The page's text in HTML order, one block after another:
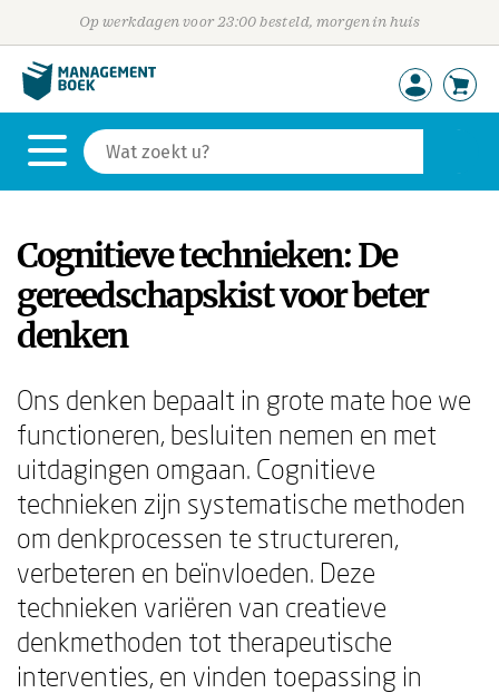
Op werkdagen voor 23:00 besteld, morgen in huis
Cognitieve technieken: De
gereedschapskist voor beter
denken
Ons denken bepaalt in grote mate hoe we
functioneren, besluiten nemen en met
uitdagingen omgaan. Cognitieve
technieken zijn systematische methoden
om denkprocessen te structureren,
verbeteren en beïnvloeden. Deze
technieken variëren van creatieve
denkmethoden tot therapeutische
interventies, en vinden toepassing in